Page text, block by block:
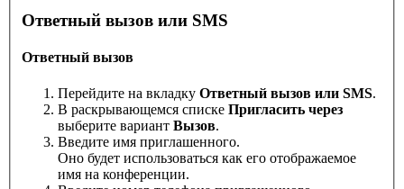
Ответный вызов или SMS
Ответный вызов
Перейдите на вкладку Ответный вызов или SMS.
В раскрывающемся списке Пригласить через
выберите вариант Вызов.
Введите имя приглашенного.
Оно будет использоваться как его отображаемое
имя на конференции.